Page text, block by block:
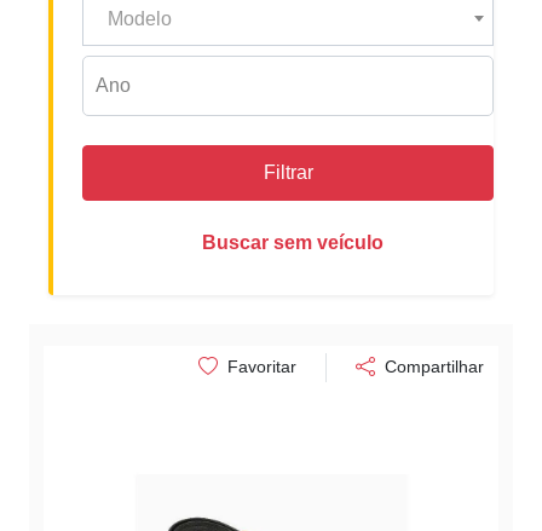
Modelo
Filtrar
Buscar sem veículo
Favoritar Compartilhar